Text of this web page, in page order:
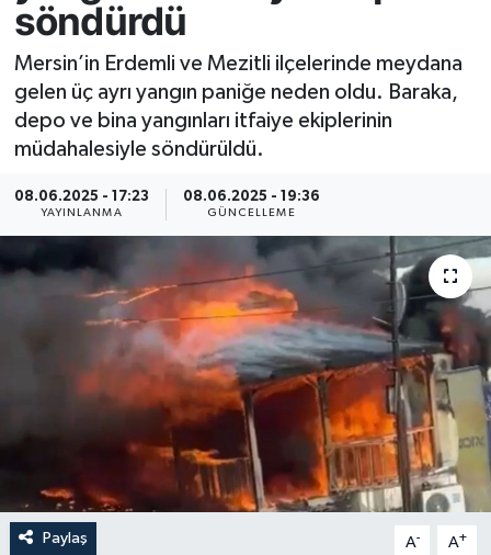
söndürdü
Mersin’in Erdemli ve Mezitli ilçelerinde meydana
gelen üç ayrı yangın paniğe neden oldu. Baraka,
depo ve bina yangınları itfaiye ekiplerinin
müdahalesiyle söndürüldü.
08.06.2025 - 17:23
YAYINLANMA
08.06.2025 - 19:36
GÜNCELLEME
Paylaş A- A+
Kültür-Sanat
Resmi İlan
Sağlık
Siyaset
Spor
Yaşam